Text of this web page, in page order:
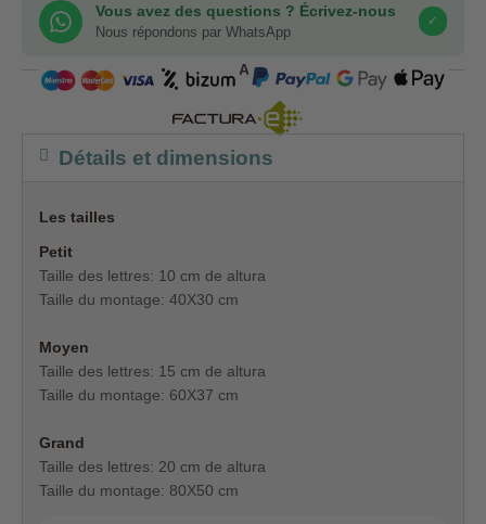
Vous avez des questions ? Écrivez-nous
Nous répondons par WhatsApp
✓
COMPRA SEGURA
Détails et dimensions
Les tailles
Petit
Taille des lettres: 10 cm de altura
Taille du montage: 40X30 cm
Moyen
Taille des lettres: 15 cm de altura
Taille du montage: 60X37 cm
Grand
Taille des lettres: 20 cm de altura
Taille du montage: 80X50 cm